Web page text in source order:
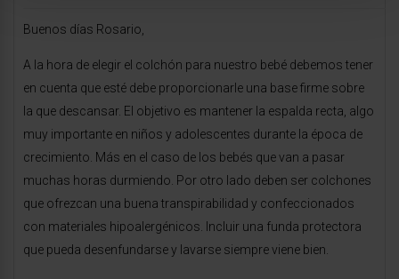
Buenos días Rosario,
A la hora de elegir el colchón para nuestro bebé debemos tener
en cuenta que esté debe proporcionarle una base firme sobre
la que descansar. El objetivo es mantener la espalda recta, algo
muy importante en niños y adolescentes durante la época de
crecimiento. Más en el caso de los bebés que van a pasar
muchas horas durmiendo. Por otro lado deben ser colchones
que ofrezcan una buena transpirabilidad y confeccionados
con materiales hipoalergénicos. Incluir una funda protectora
que pueda desenfundarse y lavarse siempre viene bien.